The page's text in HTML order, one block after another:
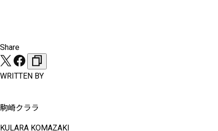
Share
WRITTEN BY
駒崎クララ
KULARA KOMAZAKI